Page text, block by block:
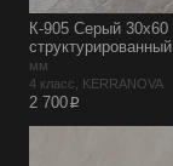
К-905 Серый 30х60
структурированный
мм
4 класс, KERRANOVA
2 700p